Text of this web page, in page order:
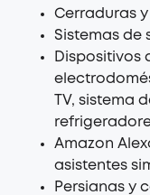
Cerraduras
Sistemas de
Dispositivos
TV, sistema
Amazon
asistentes
Persianas y